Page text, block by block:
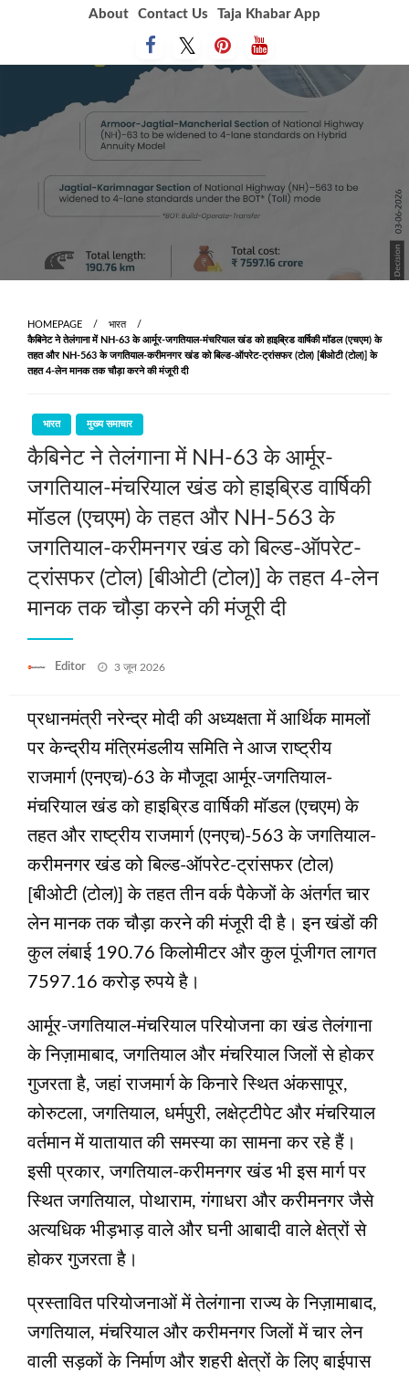
About Contact Us Taja Khabar App
HOMEPAGE
भारत
कैबिनेट ने तेलंगाना में NH-63 के आर्मूर-जगतियाल-मंचरियाल खंड को हाइब्रिड वार्षिकी मॉडल (एचएम) के
तहत और NH-563 के जगतियाल-करीमनगर खंड को बिल्ड-ऑपरेट-ट्रांसफर (टोल) [बीओटी (टोल)] के
तहत 4-लेन मानक तक चौड़ा करने की मंजूरी दी
भारत मुख्य समाचार
कैबिनेट ने तेलंगाना में NH-63 के आर्मूर-
जगतियाल-मंचरियाल खंड को हाइब्रिड वार्षिकी
मॉडल (एचएम) के तहत और NH-563 के
जगतियाल-करीमनगर खंड को बिल्ड-ऑपरेट-
ट्रांसफर (टोल) [बीओटी (टोल)] के तहत 4-लेन
मानक तक चौड़ा करने की मंजूरी दी
Editor
Posted
3 जून 2026
प्रधानमंत्री नरेन्‍द्र मोदी की अध्यक्षता में आर्थिक मामलों
पर केन्‍द्रीय मंत्रिमंडलीय समिति ने आज राष्ट्रीय
राजमार्ग (एनएच)-63 के मौजूदा आर्मूर-जगतियाल-
मंचरियाल खंड को हाइब्रिड वार्षिकी मॉडल (एचएम) के
तहत और राष्ट्रीय राजमार्ग (एनएच)-563 के जगतियाल-
करीमनगर खंड को बिल्ड-ऑपरेट-ट्रांसफर (टोल)
[बीओटी (टोल)] के तहत तीन वर्क पैकेजों के अंतर्गत चार
लेन मानक तक चौड़ा करने की मंजूरी दी है। इन खंडों की
कुल लंबाई 190.76 किलोमीटर और कुल पूंजीगत लागत
7597.16 करोड़ रुपये है।
आर्मूर-जगतियाल-मंचरियाल परियोजना का खंड तेलंगाना
के निज़ामाबाद, जगतियाल और मंचरियाल जिलों से होकर
गुजरता है, जहां राजमार्ग के किनारे स्थित अंकसापूर,
कोरुटला, जगतियाल, धर्मपुरी, लक्षेट्टीपेट और मंचरियाल
वर्तमान में यातायात की समस्या का सामना कर रहे हैं।
इसी प्रकार, जगतियाल-करीमनगर खंड भी इस मार्ग पर
स्थित जगतियाल, पोथाराम, गंगाधरा और करीमनगर जैसे
अत्यधिक भीड़भाड़ वाले और घनी आबादी वाले क्षेत्रों से
होकर गुजरता है।
प्रस्तावित परियोजनाओं में तेलंगाना राज्य के निज़ामाबाद,
जगतियाल, मंचरियाल और करीमनगर जिलों में चार लेन
वाली सड़कों के निर्माण और शहरी क्षेत्रों के लिए बाईपास